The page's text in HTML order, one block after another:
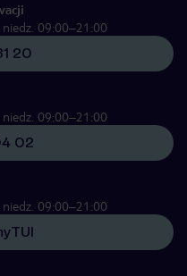
09:00–21:00
20
09:00–21:00
02
09:00–21:00